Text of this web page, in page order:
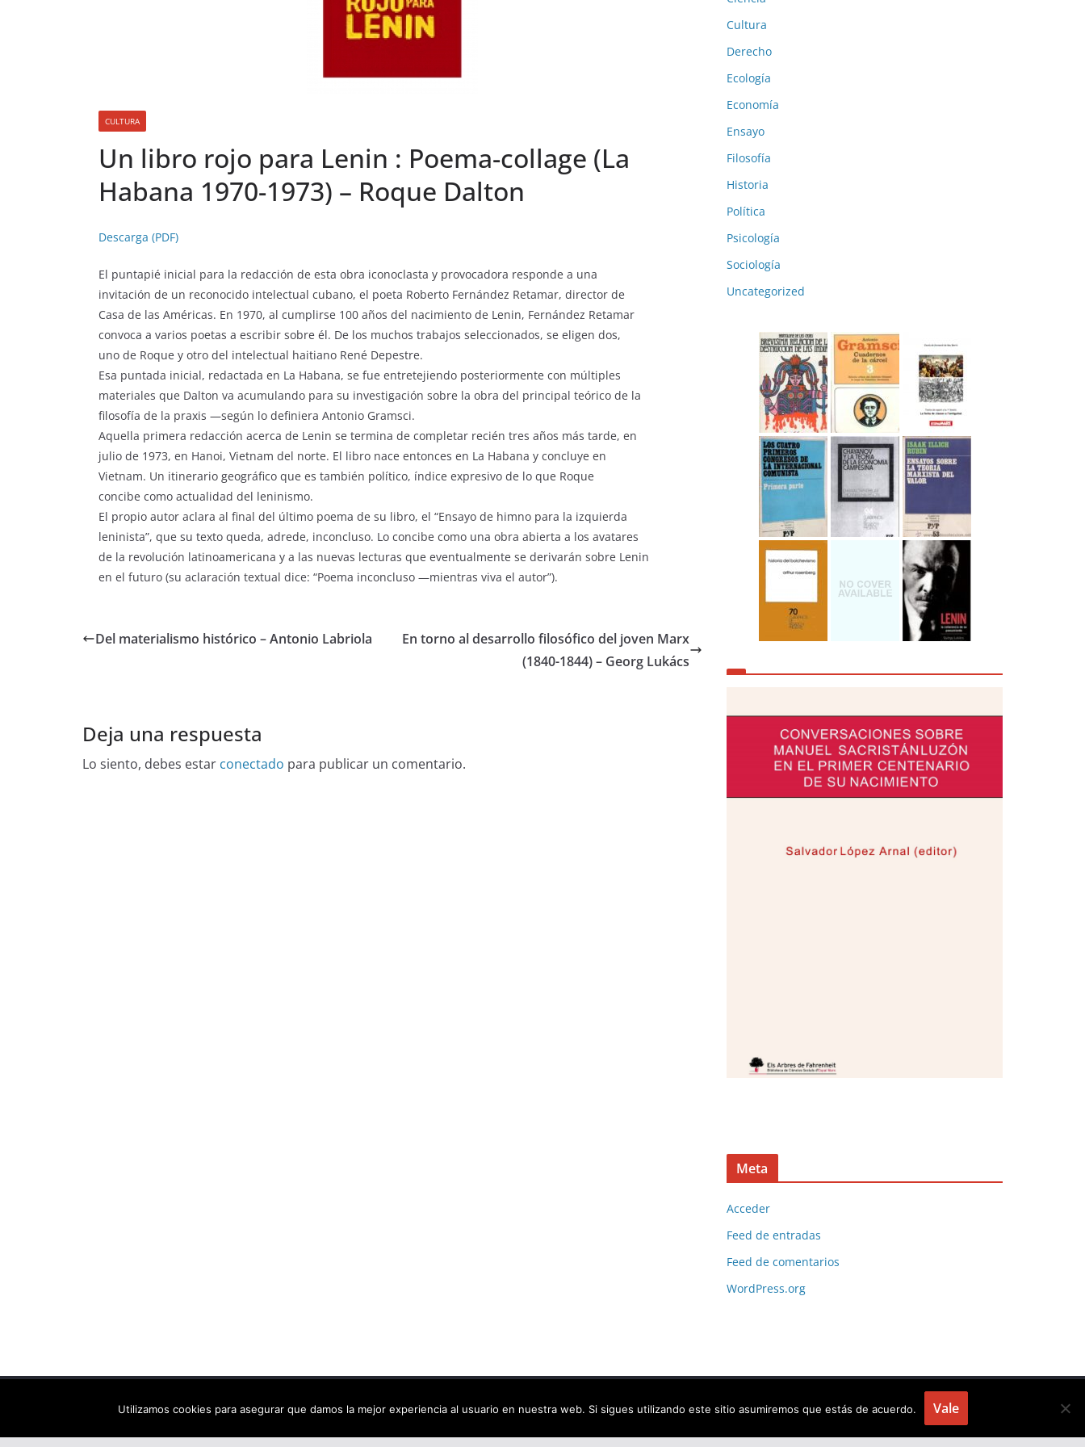
CULTURA
Un libro rojo para Lenin : Poema-collage (La
Habana 1970-1973) – Roque Dalton
Descarga (PDF)
El puntapié inicial para la redacción de esta obra iconoclasta y provocadora responde a una
invitación de un reconocido intelectual cubano, el poeta Roberto Fernández Retamar, director de
Casa de las Américas. En 1970, al cumplirse 100 años del nacimiento de Lenin, Fernández Retamar
convoca a varios poetas a escribir sobre él. De los muchos trabajos seleccionados, se eligen dos,
uno de Roque y otro del intelectual haitiano René Depestre.
Esa puntada inicial, redactada en La Habana, se fue entretejiendo posteriormente con múltiples
materiales que Dalton va acumulando para su investigación sobre la obra del principal teórico de la
filosofía de la praxis —según lo definiera Antonio Gramsci.
Aquella primera redacción acerca de Lenin se termina de completar recién tres años más tarde, en
julio de 1973, en Hanoi, Vietnam del norte. El libro nace entonces en La Habana y concluye en
Vietnam. Un itinerario geográfico que es también político, índice expresivo de lo que Roque
concibe como actualidad del leninismo.
El propio autor aclara al final del último poema de su libro, el “Ensayo de himno para la izquierda
leninista”, que su texto queda, adrede, inconcluso. Lo concibe como una obra abierta a los avatares
de la revolución latinoamericana y a las nuevas lecturas que eventualmente se derivarán sobre Lenin
en el futuro (su aclaración textual dice: “Poema inconcluso —mientras viva el autor”).
Del materialismo histórico – Antonio Labriola
En torno al desarrollo filosófico del joven Marx
(1840-1844) – Georg Lukács
Deja una respuesta
Lo siento, debes estar conectado para publicar un comentario.
Cultura
Derecho
Ecología
Economía
Ensayo
Filosofía
Historia
Política
Psicología
Sociología
Uncategorized
Meta
Acceder
Feed de entradas
Feed de comentarios
WordPress.org
Copyright © 2026 Els arbres de Fahrenheit: biblioteca virtual
. Todos los derechos reservados.
Utilizamos cookies para asegurar que damos la mejor experiencia al usuario en nuestra web. Si sigues utilizando este sitio asumiremos que estás de acuerdo. Vale